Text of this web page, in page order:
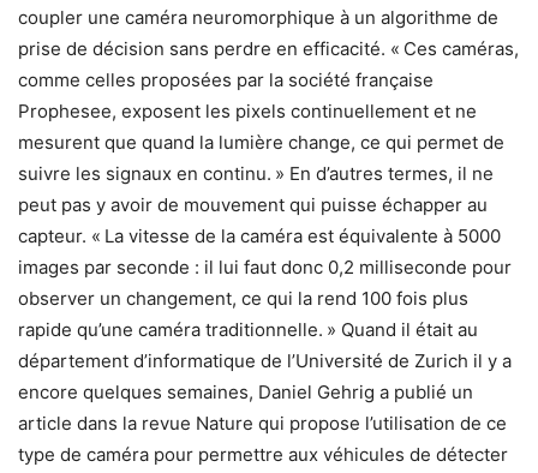
coupler une caméra neuromorphique à un algorithme de
prise de décision sans perdre en efficacité. « Ces caméras,
comme celles proposées par la société française
Prophesee, exposent les pixels continuellement et ne
mesurent que quand la lumière change, ce qui permet de
suivre les signaux en continu. » En d’autres termes, il ne
peut pas y avoir de mouvement qui puisse échapper au
capteur. « La vitesse de la caméra est équivalente à 5000
images par seconde : il lui faut donc 0,2 milliseconde pour
observer un changement, ce qui la rend 100 fois plus
rapide qu’une caméra traditionnelle. » Quand il était au
département d’informatique de l’Université de Zurich il y a
encore quelques semaines, Daniel Gehrig a publié un
article dans la revue Nature qui propose l’utilisation de ce
type de caméra pour permettre aux véhicules de détecter